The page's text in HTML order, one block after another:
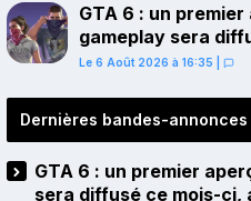
GTA 6 : un
gameplay sera
avant-première sur
Le 6 Août 2026 à 16:35
Dernières bandes-annonces
GTA 6 : un premier
sera diffusé ce mois-